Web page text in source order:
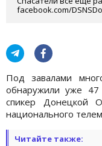
facebook.com/
Под завалами
обнаружили уже
спикер Донецкой
национального
Читайте также: